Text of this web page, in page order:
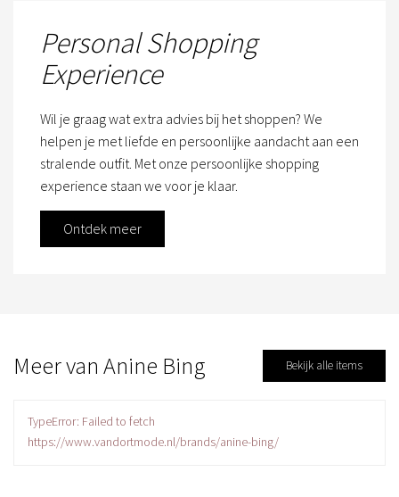
Personal Shopping
Experience
Wil je graag wat extra advies bij het shoppen? We
helpen je met liefde en persoonlijke aandacht aan een
stralende outfit. Met onze persoonlijke shopping
experience staan we voor je klaar.
Ontdek meer
Meer van Anine Bing Bekijk alle items
TypeError: Failed to fetch
https://www.vandortmode.nl/brands/anine-bing/